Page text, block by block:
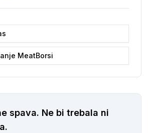
MeatBorsi
spava. Ne bi trebala ni